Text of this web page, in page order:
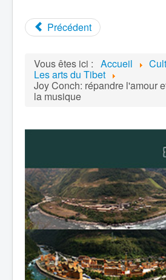
Précédent
Vous êtes ici : Accueil
Les arts du Tibet
Joy Conch: répandre l'amour
la musique